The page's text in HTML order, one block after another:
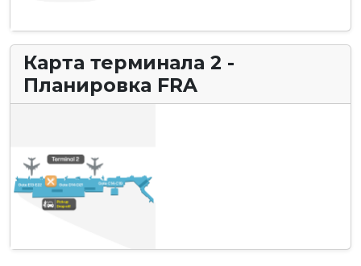
Карта терминала 2 -
Планировка FRA